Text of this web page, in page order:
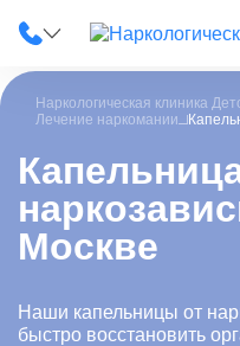
О клинике
Наши услуги
Цены
Наркологическая клиника
Лечение наркомании
Москве
Наши капельницы от
быстро восстановить